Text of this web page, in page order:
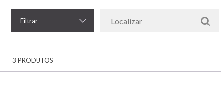
Filtrar
3 PRODUTOS